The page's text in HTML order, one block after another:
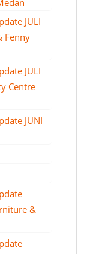
JULI
Fenny
JULI
Centre
JUNI
&